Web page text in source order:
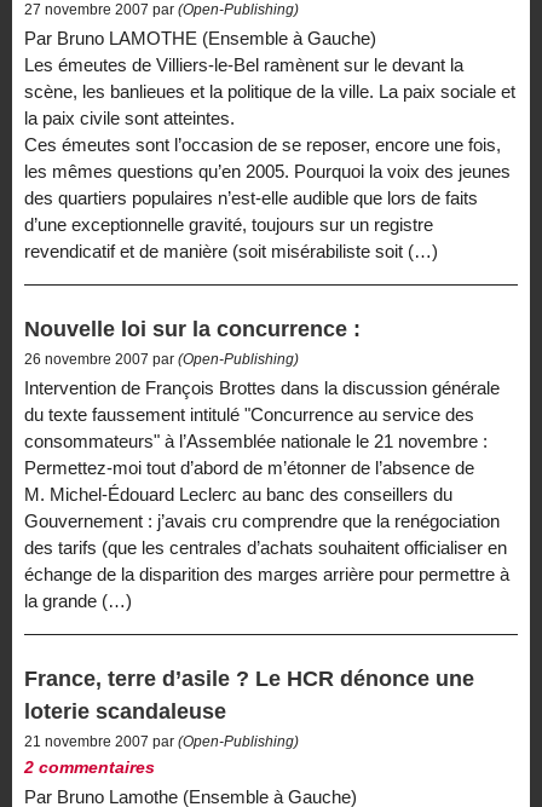
27 novembre 2007 par (Open-Publishing)
Par Bruno LAMOTHE (Ensemble à Gauche)
Les émeutes de Villiers-le-Bel ramènent sur le devant la
scène, les banlieues et la politique de la ville. La paix sociale et
la paix civile sont atteintes.
Ces émeutes sont l’occasion de se reposer, encore une fois,
les mêmes questions qu’en 2005. Pourquoi la voix des jeunes
des quartiers populaires n’est-elle audible que lors de faits
d’une exceptionnelle gravité, toujours sur un registre
revendicatif et de manière (soit misérabiliste soit (…)
Nouvelle loi sur la concurrence :
26 novembre 2007 par (Open-Publishing)
Intervention de François Brottes dans la discussion générale
du texte faussement intitulé "Concurrence au service des
consommateurs" à l’Assemblée nationale le 21 novembre :
Permettez-moi tout d’abord de m’étonner de l’absence de
M. Michel-Édouard Leclerc au banc des conseillers du
Gouvernement : j’avais cru comprendre que la renégociation
des tarifs (que les centrales d’achats souhaitent officialiser en
échange de la disparition des marges arrière pour permettre à
la grande (…)
France, terre d’asile ? Le HCR dénonce une
loterie scandaleuse
21 novembre 2007 par (Open-Publishing)
2 commentaires
Par Bruno Lamothe (Ensemble à Gauche)